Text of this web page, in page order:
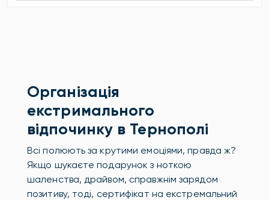
Організація
екстримального
відпочинку в Тернополі
Всі полюють за крутими емоціями, правда ж?
Якщо шукаєте подарунок з ноткою
шаленства, драйвом, справжнім зарядом
позитиву, тоді, сертифікат на екстремальний